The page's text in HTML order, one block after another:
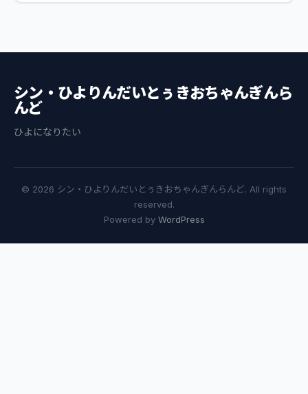
シン・ひよりんだいとぅきおちゃんぎんら
んど
ひよになりたい
© 2026 シン・ひよりんだいとぅきおちゃんぎんらんど. All rights
reserved.
Powered by WordPress